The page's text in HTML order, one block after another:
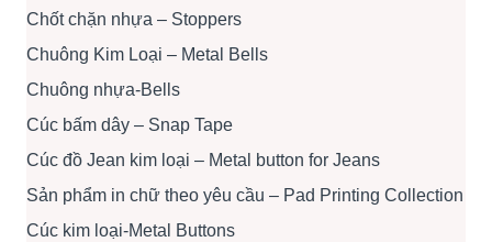
Chốt chặn nhựa – Stoppers
Chuông Kim Loại – Metal Bells
Chuông nhựa-Bells
Cúc bấm dây – Snap Tape
Cúc đồ Jean kim loại – Metal button for Jeans
Sản phẩm in chữ theo yêu cầu – Pad Printing Collection
Cúc kim loại-Metal Buttons